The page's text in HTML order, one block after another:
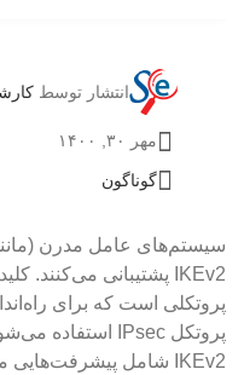
انتشار توسط
مهر ۳۰, ۱۴۰۰
گوناگون
پروتکلی است که برای